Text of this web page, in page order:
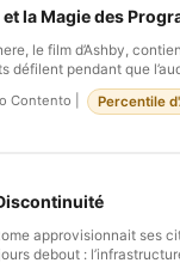
la Magie des
le film d’Ashby,
défilent pendant que
croyait être une
secondes sont là où le
Contento Percentile
approvisionnait ses
debout :